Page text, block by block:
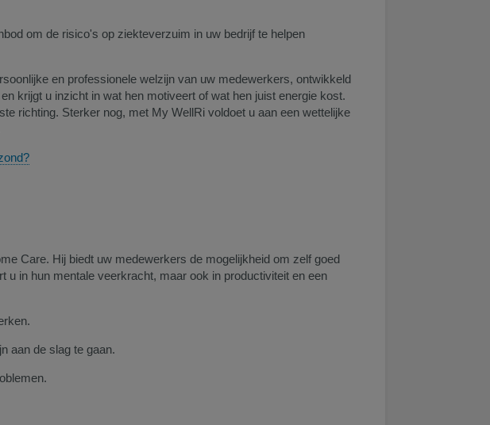
om de risico's op ziekteverzuim in uw bedrijf te helpen
en professionele welzijn van uw medewerkers, ontwikkeld
krijgt u inzicht in wat hen motiveert of wat hen juist energie kost.
richting. Sterker nog, met My WellRi voldoet u aan een wettelijke
Care. Hij biedt uw medewerkers de mogelijkheid om zelf goed
in hun mentale veerkracht, maar ook in productiviteit en een
aan de slag te gaan.